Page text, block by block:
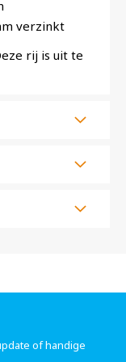
verzinkt
rij is uit te
of handige